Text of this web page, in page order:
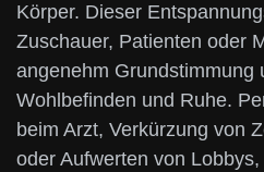
Körper. Dieser
Zuschauer, Patienten oder
angenehm Grundstimmung
Wohlbefinden und Ruhe.
beim Arzt, Verkürzung von
oder Aufwerten von